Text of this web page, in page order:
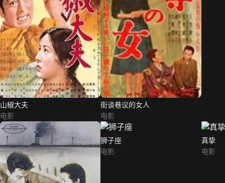
山椒大夫
电影
街谈巷议的女人
电影
狮子座
电影
真挚
电影